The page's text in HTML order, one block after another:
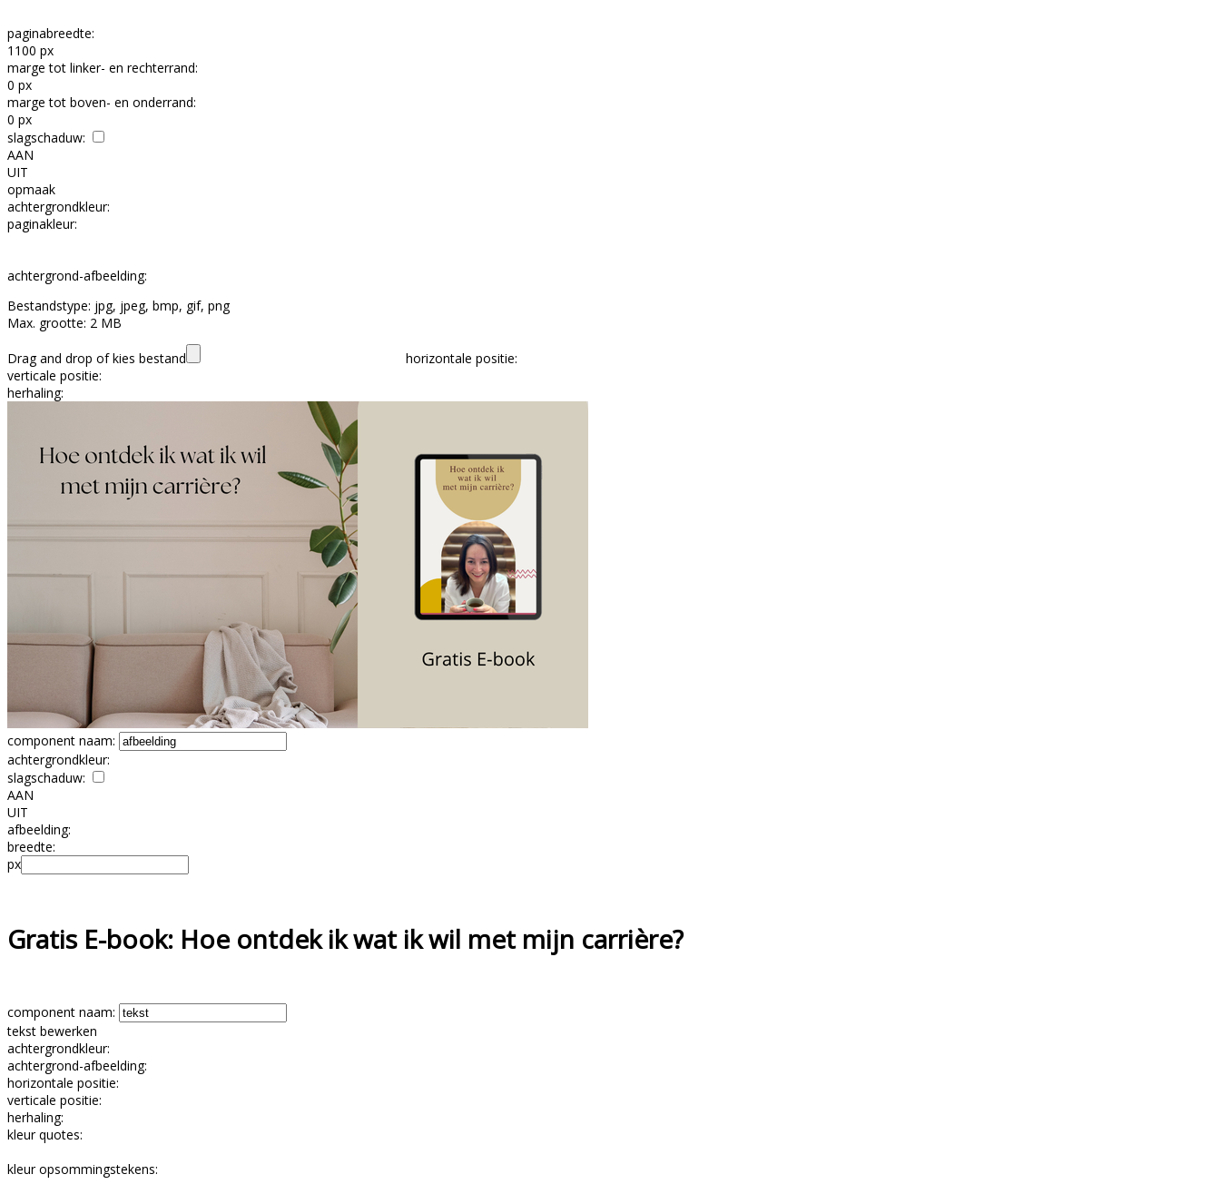
paginabreedte:
1100 px
marge tot linker- en rechterrand:
0 px
marge tot boven- en onderrand:
0 px
slagschaduw:
AAN
UIT
opmaak
achtergrondkleur:
paginakleur:
achtergrond-afbeelding:
Bestandstype: jpg, jpeg, bmp, gif, png
Max. grootte: 2 MB
Drag and drop ofkies bestand
horizontale positie:
verticale positie:
herhaling:
component naam:
achtergrondkleur:
slagschaduw:
AAN
UIT
afbeelding:
breedte:
px
Gratis E-book: Hoe ontdek ik wat ik wil met mijn carrière?
component naam:
tekst bewerken
achtergrondkleur:
achtergrond-afbeelding:
horizontale positie:
verticale positie:
herhaling:
kleur quotes:
kleur opsommingstekens: